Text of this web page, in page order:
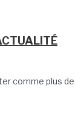
comme plus